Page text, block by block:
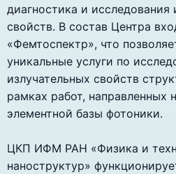
диагностика и
свойств. В состав Центра
«Фемтоспектр», что
уникальные услуги по
излучательных свойств
рамках работ, направленных
элементной базы фотоники.
ЦКП ИФМ РАН «Физика и
наноструктур»